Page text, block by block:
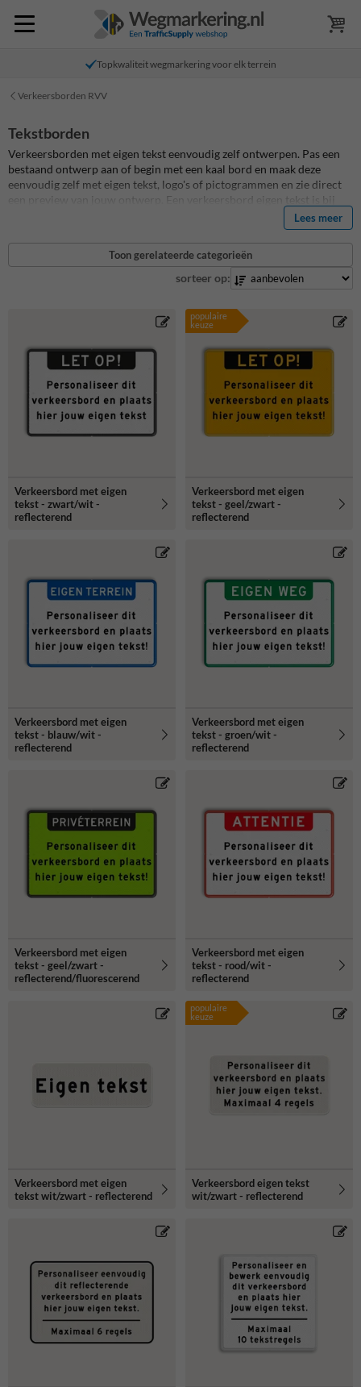
Topkwaliteit wegmarkering voor elk terrein
Verkeersborden RVV
Tekstborden
Verkeersborden met eigen tekst eenvoudig zelf ontwerpen. Pas een
bestaand ontwerp aan of begin met een kaal bord en maak deze
eenvoudig zelf met eigen tekst, logo's of pictogrammen en zie direct
een preview van jouw ontwerp. Een verkeersbord eigen tekst is bij
uitstek geschikt als tekstbord voor buiten. Dankzij de aluminium
dubbel omgezette rand, reflecterende opdruk en een UV-werend
beschermlaminaat ben je altijd verzekerd van de langst mogelijke
levensduur voor een tekst voor buiten gebruik, dat altijd optimaal
zichtbaar is. Verkeersborden met eigen tekst zijn breed toepasbaar,
ook op privé terrein. Bij Informatiebord.nl ben je aan het juiste adres
voor al jouw verkeersborden eneigen terrein borden
Lees meer
Toon gerelateerde categorieën
sorteer op:
Verkeersbord met eigen
tekst - zwart/wit -
reflecterend
populaire
keuze
Verkeersbord met eigen
tekst - geel/zwart -
reflecterend
Verkeersbord met eigen
tekst - blauw/wit -
reflecterend
Verkeersbord met eigen
tekst - groen/wit -
reflecterend
Verkeersbord met eigen
tekst - geel/zwart -
reflecterend/fluorescerend
Verkeersbord met eigen
tekst - rood/wit -
reflecterend
Verkeersbord met eigen
tekst wit/zwart - reflecterend
populaire
keuze
Verkeersbord eigen tekst
wit/zwart - reflecterend